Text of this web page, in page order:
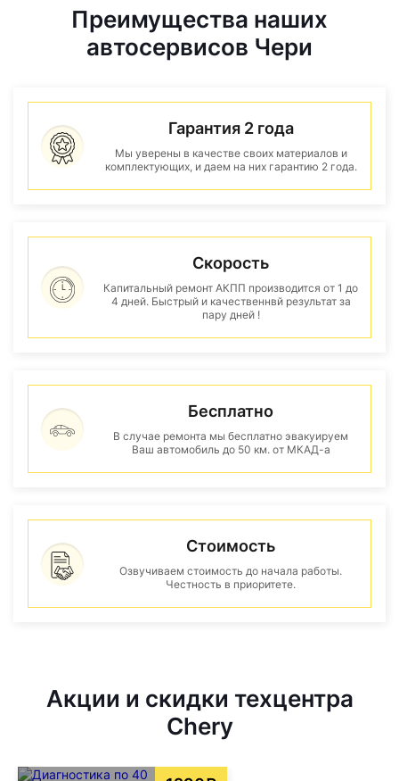
Преимущества наших
автосервисов Чери
Гарантия 2 года
Мы уверены в качестве своих материалов и
комплектующих, и даем на них гарантию 2 года.
Скорость
Капитальный ремонт АКПП производится от 1 до
4 дней. Быстрый и качественнвй результат за
пару дней !
Бесплатно
В случае ремонта мы бесплатно эвакуируем
Ваш автомобиль до 50 км. от МКАД-а
Стоимость
Озвучиваем стоимость до начала работы.
Честность в приоритете.
Акции и скидки техцентра
Chery